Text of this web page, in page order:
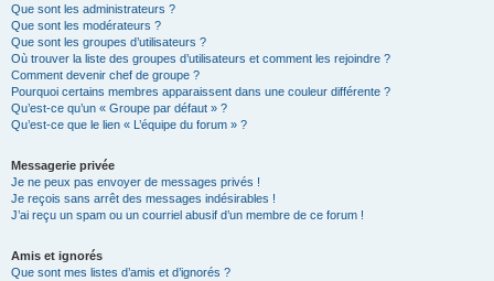
Que sont les administrateurs ?
Que sont les modérateurs ?
Que sont les groupes d’utilisateurs ?
Où trouver la liste des groupes d’utilisateurs et comment les rejoindre ?
Comment devenir chef de groupe ?
Pourquoi certains membres apparaissent dans une couleur différente ?
Qu’est-ce qu’un « Groupe par défaut » ?
Qu’est-ce que le lien « L’équipe du forum » ?
Messagerie privée
Je ne peux pas envoyer de messages privés !
Je reçois sans arrêt des messages indésirables !
J’ai reçu un spam ou un courriel abusif d’un membre de ce forum !
Amis et ignorés
Que sont mes listes d’amis et d’ignorés ?